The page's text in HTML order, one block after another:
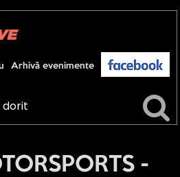
Arhivă evenimente
-